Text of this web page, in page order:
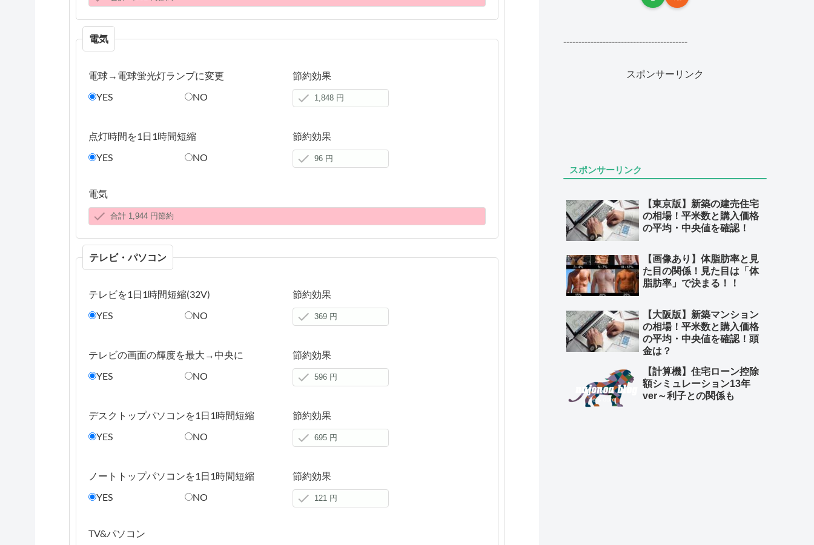
電気
電球→電球蛍光灯ランプに変更
YES
NO
節約効果
点灯時間を1日1時間短縮
YES
NO
節約効果
電気
テレビ・パソコン
テレビを1日1時間短縮(32V)
YES
NO
節約効果
テレビの画面の輝度を最大→中央に
YES
NO
節約効果
デスクトップパソコンを1日1時間短縮
YES
NO
節約効果
ノートトップパソコンを1日1時間短縮
YES
NO
節約効果
TV&パソコン
-----------------------------------------
スポンサーリンク
スポンサーリンク
【東京版】新築の建売住宅
の相場！平米数と購入価格
の平均・中央値を確認！
【画像あり】体脂肪率と見
た目の関係！見た目は「体
脂肪率」で決まる！！
【大阪版】新築マンション
の相場！平米数と購入価格
の平均・中央値を確認！頭
金は？
【計算機】住宅ローン控除
額シミュレーション13年
ver～利子との関係も